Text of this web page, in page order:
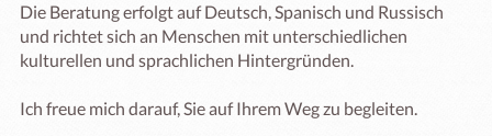
Die Beratung erfolgt auf Deutsch, Spanisch und Russisch
und richtet sich an Menschen mit unterschiedlichen
kulturellen und sprachlichen Hintergründen.
Ich freue mich darauf, Sie auf Ihrem Weg zu begleiten.